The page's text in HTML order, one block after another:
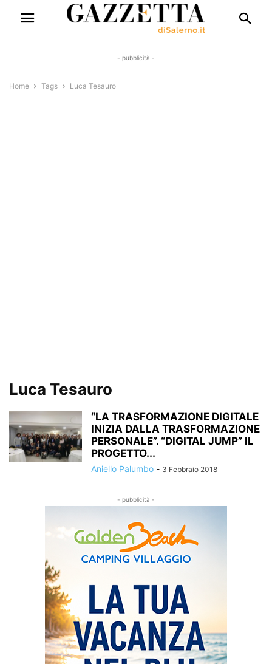
- pubblicità -
Home Tags Luca Tesauro
Luca Tesauro
“LA TRASFORMAZIONE DIGITALE
INIZIA DALLA TRASFORMAZIONE
PERSONALE”. “DIGITAL JUMP” IL
PROGETTO...
Aniello Palumbo - 3 Febbraio 2018
- pubblicità -